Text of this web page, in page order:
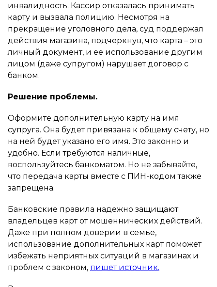
инвалидность. Кассир отказалась принимать
карту и вызвала полицию. Несмотря на
прекращение уголовного дела, суд поддержал
действия магазина, подчеркнув, что карта – это
личный документ, и ее использование другим
лицом (даже супругом) нарушает договор с
банком.
Решение проблемы.
Оформите дополнительную карту на имя
супруга. Она будет привязана к общему счету, но
на ней будет указано его имя. Это законно и
удобно. Если требуются наличные,
воспользуйтесь банкоматом. Но не забывайте,
что передача карты вместе с ПИН-кодом также
запрещена.
Банковские правила надежно защищают
владельцев карт от мошеннических действий.
Даже при полном доверии в семье,
использование дополнительных карт поможет
избежать неприятных ситуаций в магазинах и
проблем с законом, пишет источник.